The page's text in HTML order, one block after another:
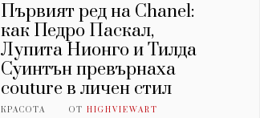
Първият ред на Chanel:
как Педро Паскал,
Лупита Нионго и Тилда
Суинтън превърнаха
couture в личен стил
КРАСОТА ОТHIGHVIEWART